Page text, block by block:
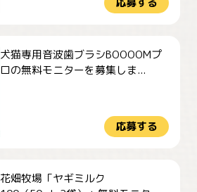
犬猫専用音波歯ブラシBOOOOMプ
ロの無料モニターを募集しま...
応募する
花畑牧場「ヤギミルク